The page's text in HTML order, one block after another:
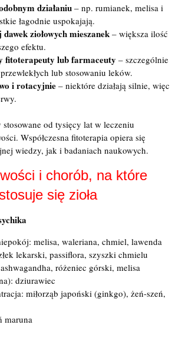
działaniu– np. rumianek, melisa i
łagodnie uspokajają.
ziołowych mieszanek– większa ilość
efektu.
fitoterapeuty lub farmaceuty – szczególnie
lub stosowaniu leków.
i rotacyjnie– niektóre działają silnie, więc
stosowane od tysięcy lat w leczeniu
Współczesna fitoterapia opiera się
wiedzy, jak i badaniach naukowych.
i chorób, na które
się zioła
melisa, waleriana, chmiel, lawenda
lekarski, passiflora, szyszki chmielu
różeniec górski, melisa
dziurawiec
miłorząb japoński (ginkgo), żeń-szeń,
maruna